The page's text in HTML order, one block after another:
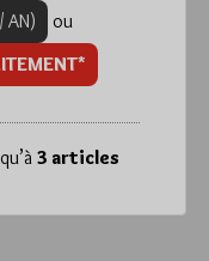
AN)
ou
3 articles